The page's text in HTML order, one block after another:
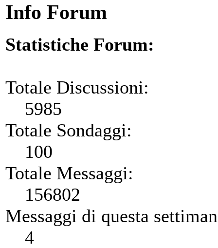
Info Forum
Statistiche Forum:
Totale Discussioni:
5985
Totale Sondaggi:
100
Totale Messaggi:
156802
Messaggi di questa
4